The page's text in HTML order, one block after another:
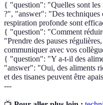
{ "question": "Quelles sont les
?", "answer": "Des techniques
respiration profonde sont
{ "question": "Comment
"Prendre des pauses
communiquer avec vos
{ "question": "Y a-t-il des
"answer": "Oui, des aliments
et des tisanes peuvent être
---